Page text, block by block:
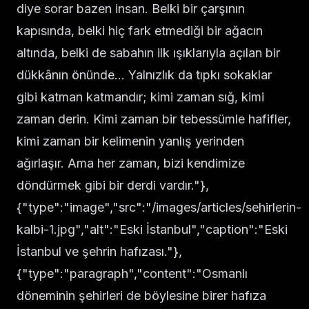
diye sorar bazen insan. Belki bir çarşının
kapısında, belki hiç fark etmediği bir ağacın
altında, belki de sabahın ilk ışıklarıyla açılan bir
dükkânın önünde… Yalnızlık da tıpkı sokaklar
gibi katman katmandır; kimi zaman sığ, kimi
zaman derin. Kimi zaman bir tebessümle hafifler,
kimi zaman bir kelimenin yanlış yerinden
ağırlaşır. Ama her zaman, bizi kendimize
döndürmek gibi bir derdi vardır."},
{"type":"image","src":"/images/articles/sehirlerin-
kalbi-1.jpg","alt":"Eski İstanbul","caption":"Eski
İstanbul ve şehrin hafızası."},
{"type":"paragraph","content":"Osmanlı
döneminin şehirleri de böylesine birer hafıza